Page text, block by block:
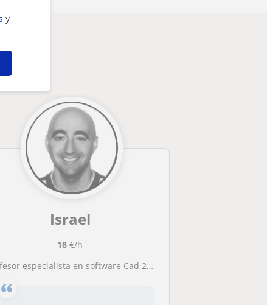
y
Israel
18 €/h
especialista en software Cad 2 y 3d, Rhinoceros y Autocad